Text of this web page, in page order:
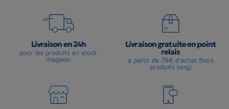
Livraison en 24h
pour les produits en stock
magasin
Livraison gratuite en point
relais
à partir de 79€ d'achat (hors
produits long)